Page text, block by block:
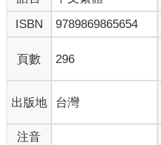
ISBN
9789869865654
頁數 296
出版地 台灣
注音